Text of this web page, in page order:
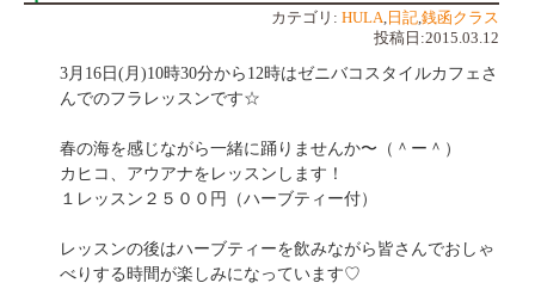
カテゴリ: HULA, 日記,銭函クラス
投稿日:2015.03.12
3月16日(月)10時30分から12時はゼニバコスタイルカフェさ
んでのフラレッスンです☆
春の海を感じながら一緒に踊りませんか〜（＾ー＾）
カヒコ、アウアナをレッスンします！
１レッスン２５００円（ハーブティー付）
レッスンの後はハーブティーを飲みながら皆さんでおしゃ
べりする時間が楽しみになっています♡